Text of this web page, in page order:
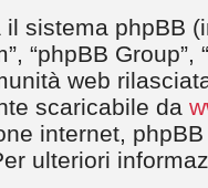
il sistema phpBB
“phpBB
web
scaricabile da
internet,
ulteriori